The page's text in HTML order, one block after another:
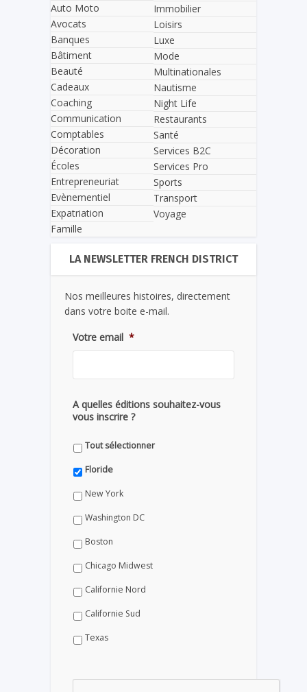
Auto Moto
Avocats
Banques
Bâtiment
Beauté
Cadeaux
Coaching
Communication
Comptables
Décoration
Écoles
Entrepreneuriat
Evènementiel
Expatriation
Famille
Immobilier
Loisirs
Luxe
Mode
Multinationales
Nautisme
Night Life
Restaurants
Santé
Services B2C
Services Pro
Sports
Transport
Voyage
LA NEWSLETTER FRENCH DISTRICT
Nos meilleures histoires, directement
dans votre boite e-mail.
Votre email *
A quelles éditions souhaitez-vous
vous inscrire ?
Tout sélectionner
Floride
New York
Washington DC
Boston
Chicago Midwest
Californie Nord
Californie Sud
Texas